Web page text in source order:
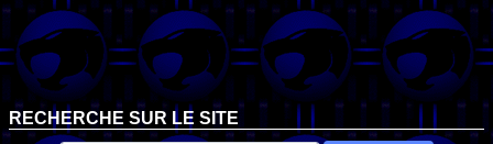
RECHERCHE SUR LE SITE